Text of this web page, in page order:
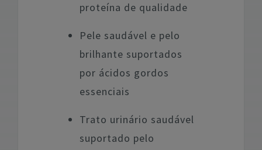
proteína de qualidade
Pele saudável e pelo
brilhante suportados
por ácidos gordos
essenciais
Trato urinário saudável
suportado pelo